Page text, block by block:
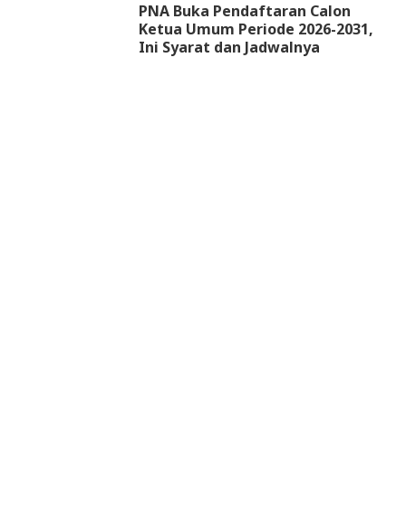
PNA Buka Pendaftaran Calon
Ketua Umum Periode 2026-2031,
Ini Syarat dan Jadwalnya